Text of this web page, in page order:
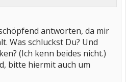
antworten, da mir
Was schluckst Du? Und
(Ich kenn beides nicht.)
bitte hiermit auch um